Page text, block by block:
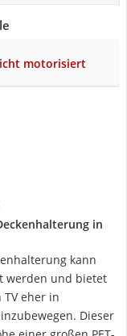
motorisiert
in
kann
werden und bietet
eher in
Dieser